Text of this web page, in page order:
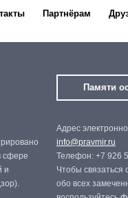
Партнёрам
Памяти
сфере
и
Адрес
info@pravmir.ru
Телефон: +7 926
Чтобы связаться
обо всех